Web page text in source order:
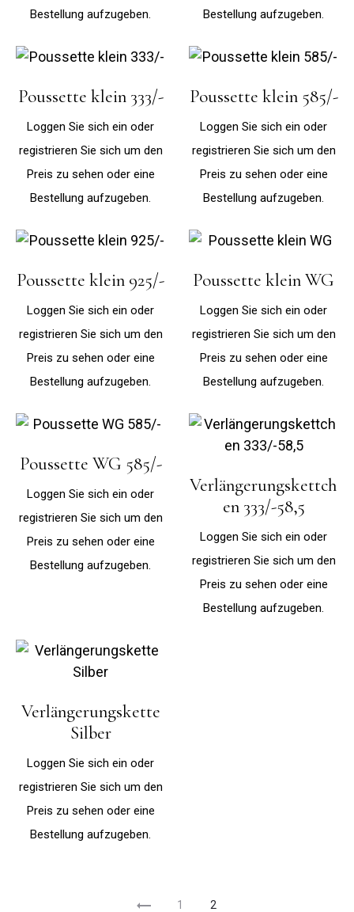
Bestellung aufzugeben.
Bestellung aufzugeben.
Poussette klein 333/-
Loggen Sie sich ein oder
registrieren Sie sich um den
Preis zu sehen oder eine
Bestellung aufzugeben.
Poussette klein 585/-
Loggen Sie sich ein oder
registrieren Sie sich um den
Preis zu sehen oder eine
Bestellung aufzugeben.
Poussette klein 925/-
Loggen Sie sich ein oder
registrieren Sie sich um den
Preis zu sehen oder eine
Bestellung aufzugeben.
Poussette klein WG
Loggen Sie sich ein oder
registrieren Sie sich um den
Preis zu sehen oder eine
Bestellung aufzugeben.
Poussette WG 585/-
Loggen Sie sich ein oder
registrieren Sie sich um den
Preis zu sehen oder eine
Bestellung aufzugeben.
Verlängerungskettch
en 333/-58,5
Loggen Sie sich ein oder
registrieren Sie sich um den
Preis zu sehen oder eine
Bestellung aufzugeben.
Verlängerungskette
Silber
Loggen Sie sich ein oder
registrieren Sie sich um den
Preis zu sehen oder eine
Bestellung aufzugeben.
1 2